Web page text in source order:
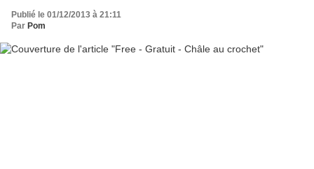
Publié le 01/12/2013 à 21:11
Par Pom